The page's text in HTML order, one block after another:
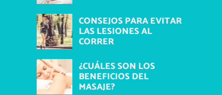
CONSEJOS PARA EVITAR
LAS LESIONES AL
CORRER
¿CUÁLES SON LOS
BENEFICIOS DEL
MASAJE?